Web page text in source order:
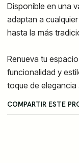
Disponible en una
adaptan a
hasta la más
Renueva tu
funcionalidad y
toque de
COMPARTIR ESTE